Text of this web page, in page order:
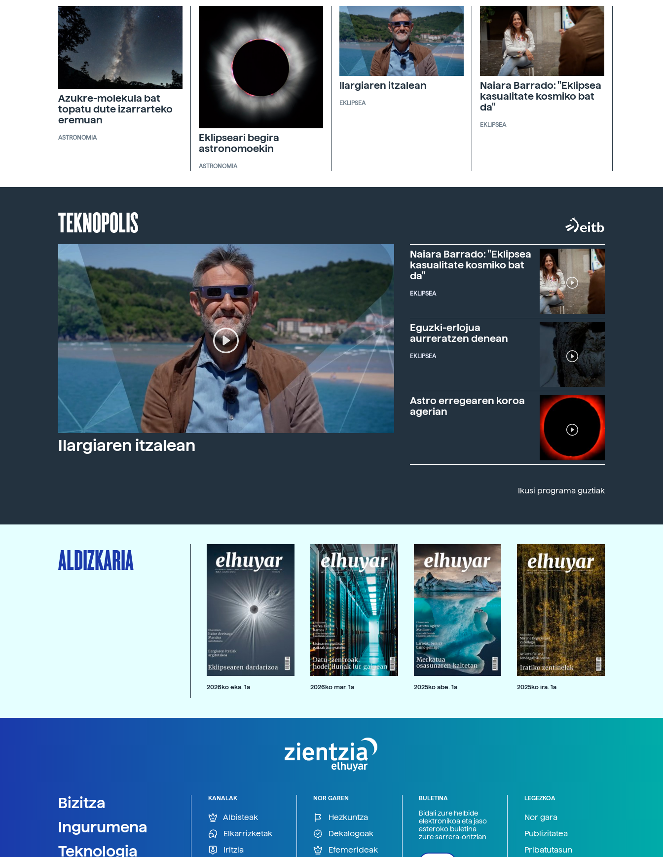
Azukre-molekula bat
topatu dute izarrarteko
eremuan
ASTRONOMIA
Eklipseari begira
astronomoekin
ASTRONOMIA
Ilargiaren itzalean
EKLIPSEA
Naiara Barrado: "Eklipsea
kasualitate kosmiko bat
da"
EKLIPSEA
TEKNOPOLIS
Ilargiaren itzalean
Naiara Barrado: "Eklipsea
kasualitate kosmiko bat
da"
EKLIPSEA
Eguzki-erlojua
aurreratzen denean
EKLIPSEA
Astro erregearen koroa
agerian
Ikusi programa guztiak
ALDIZKARIA
2026ko eka. 1a 2026ko mar. 1a 2025ko abe. 1a 2025ko ira. 1a
Bizitza
Ingurumena
Teknologia
KANALAK
Albisteak
Elkarrizketak
Iritzia
NOR GAREN
Hezkuntza
Dekalogoak
Efemerideak
BULETINA
Bidali zure helbide
elektronikoa eta jaso
asteroko buletina
zure sarrera-ontzian
LEGEZKOA
Nor gara
Publizitatea
Pribatutasun